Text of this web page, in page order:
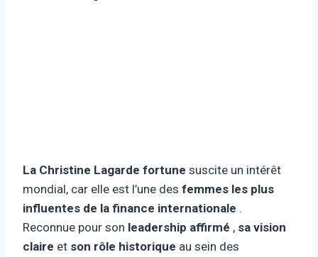
La Christine Lagarde fortune suscite un intérêt
mondial, car elle est l’une des femmes les plus
influentes de la finance internationale .
Reconnue pour son leadership affirmé , sa vision
claire et son rôle historique au sein des